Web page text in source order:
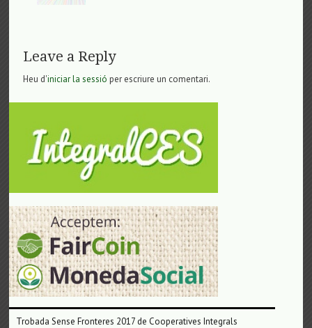
Leave a Reply
Heu d'iniciar la sessió per escriure un comentari.
Trobada Sense Fronteres 2017 de Cooperatives Integrals